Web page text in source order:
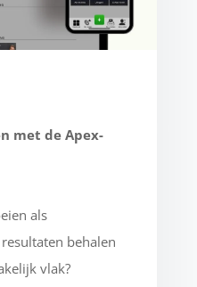
met de Apex-
als
behalen
vlak?